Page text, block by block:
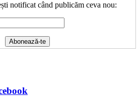
notificat când publicăm ceva nou: